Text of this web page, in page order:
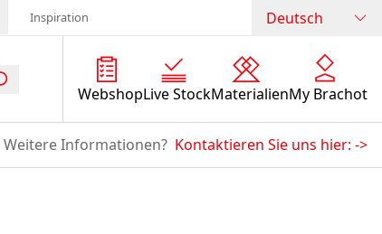
Inspiration Deutsch
WebshopLive StockMaterialienMy Brachot
Weitere Informationen? Kontaktieren Sie uns hier: ->